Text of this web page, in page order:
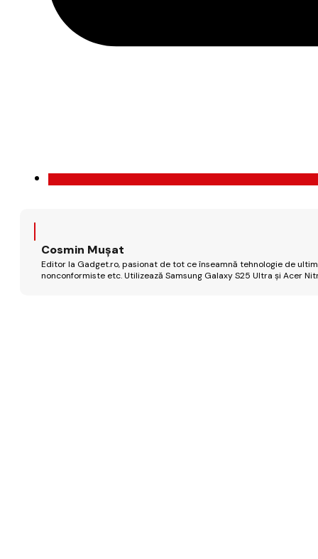
Cosmin Mușat
Editor la Gadget.ro, pasionat de tot ce înseamnă tehnologie de
nonconformiste etc. Utilizează Samsung Galaxy S25 Ultra și Acer